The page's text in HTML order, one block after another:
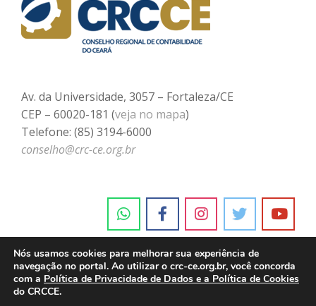
Av. da Universidade, 3057 – Fortaleza/CE
CEP – 60020-181 (veja no mapa)
Telefone: (85) 3194-6000
conselho@crc-ce.org.br
Nós usamos cookies para melhorar sua experiência de
navegação no portal. Ao utilizar o crc-ce.org.br, você concorda
com a Política de Privacidade de Dados e a Política de Cookies
do CRCCE.